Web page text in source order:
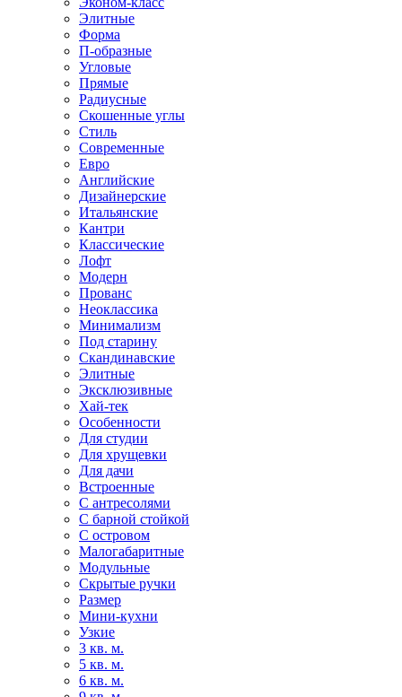
Элитные
Форма
П-образные
Угловые
Прямые
Радиусные
Скошенные углы
Стиль
Современные
Евро
Английские
Дизайнерские
Итальянские
Кантри
Классические
Лофт
Модерн
Прованс
Неоклассика
Минимализм
Под старину
Скандинавские
Элитные
Эксклюзивные
Хай-тек
Особенности
Для студии
Для хрущевки
Для дачи
Встроенные
С антресолями
С барной стойкой
С островом
Малогабаритные
Модульные
Скрытые ручки
Размер
Мини-кухни
Узкие
3 кв. м.
5 кв. м.
6 кв. м.